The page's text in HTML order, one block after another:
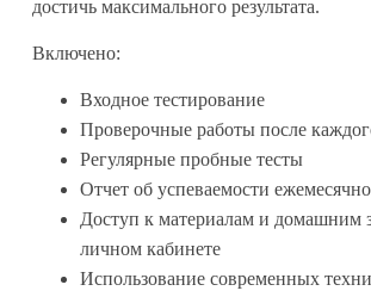
достичь максимального результата.
Включено:
Входное тестирование
Проверочные работы после
Регулярные пробные тесты
Отчет об успеваемости ежемесячно
Доступ к материалам и домашним
личном кабинете
Использование современных